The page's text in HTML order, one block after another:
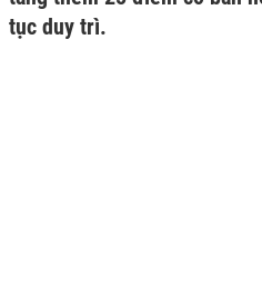
tục duy trì.